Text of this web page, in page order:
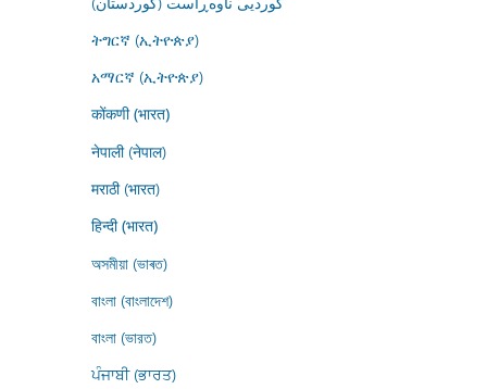
ትግርኛ (ኢትዮጵያ)
አማርኛ (ኢትዮጵያ)
कोंकणी (भारत)
नेपाली (नेपाल)
मराठी (भारत)
हिन्दी (भारत)
অসমীয়া (ভাৰত)
বাংলা (বাংলাদেশ)
বাংলা (ভারত)
ਪੰਜਾਬੀ (ਭਾਰਤ)